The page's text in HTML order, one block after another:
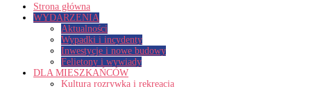
Strona główna
WYDARZENIA
Aktualności
Wypadki i incydenty
Inwestycje i nowe budowy
Felietony i wywiady
DLA MIESZKAŃCÓW
Kultura rozrywka i rekreacja